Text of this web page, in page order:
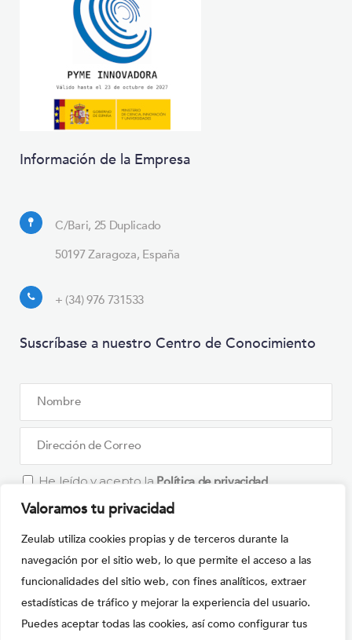
Valoramos tu privacidad
Zeulab utiliza cookies propias y de terceros durante la
navegación por el sitio web, lo que permite el acceso a las
funcionalidades del sitio web, con fines analíticos, extraer
estadísticas de tráfico y mejorar la experiencia del usuario.
Puedes aceptar todas las cookies, así como configurar tus
Información de la Empresa
C/Bari, 25 Duplicado
50197 Zaragoza, España
+ (34) 976 731533
Suscríbase a nuestro Centro de Conocimiento
He leído y acepto la Política de privacidad
Solve
the
math
problem
Por favor, deja este campo vacío.